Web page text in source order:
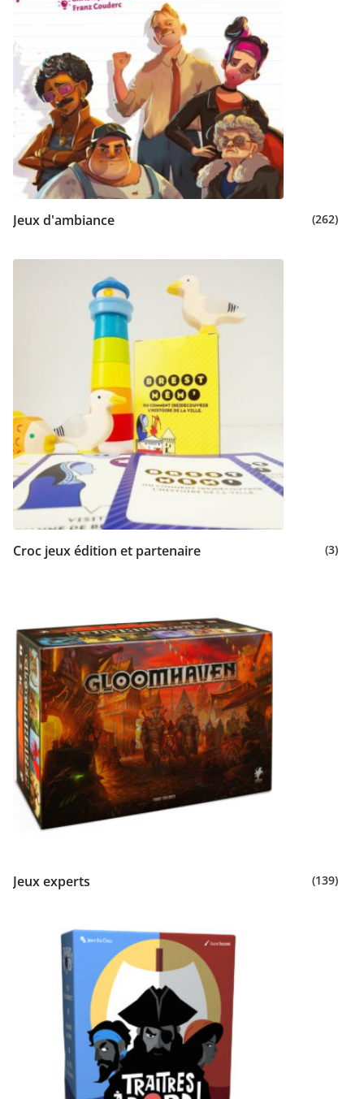
Jeux d'ambiance (262)
Croc jeux édition et partenaire (3)
Jeux experts (139)